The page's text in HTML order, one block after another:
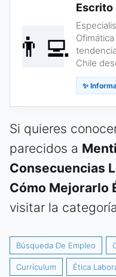
👨‍💻
Escrito
Chile
✨
Si quieres
parecidos a
Consecuencias
Cómo Mejorarlo
visitar la categoría
Búsqueda De Empleo
Currículum Ética